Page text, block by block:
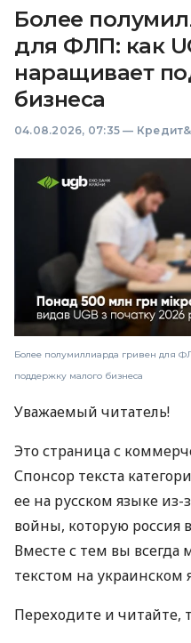
Более
для ФЛП: как
наращивает
бизнеса
04.08.2026, 07:35 —
Более полумиллиарда гривен для
поддержку малого бизнеса
Уважаемый читатель!
Это страница с
Спонсор текста
ее на русском языке
войны, которую россия
Вместе с тем вы всегда
текстом на украинском
Переходите и читайте,